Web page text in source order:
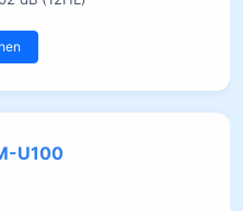
U100